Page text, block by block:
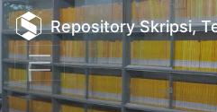
Repository Skripsi,